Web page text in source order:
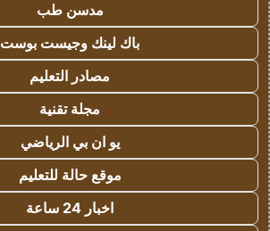
مدسن طب
باك لينك وجيست بوست
مصادر التعليم
مجلة تقنية
يو ان بي الرياضي
موقع حالة للتعليم
اخبار 24 ساعة